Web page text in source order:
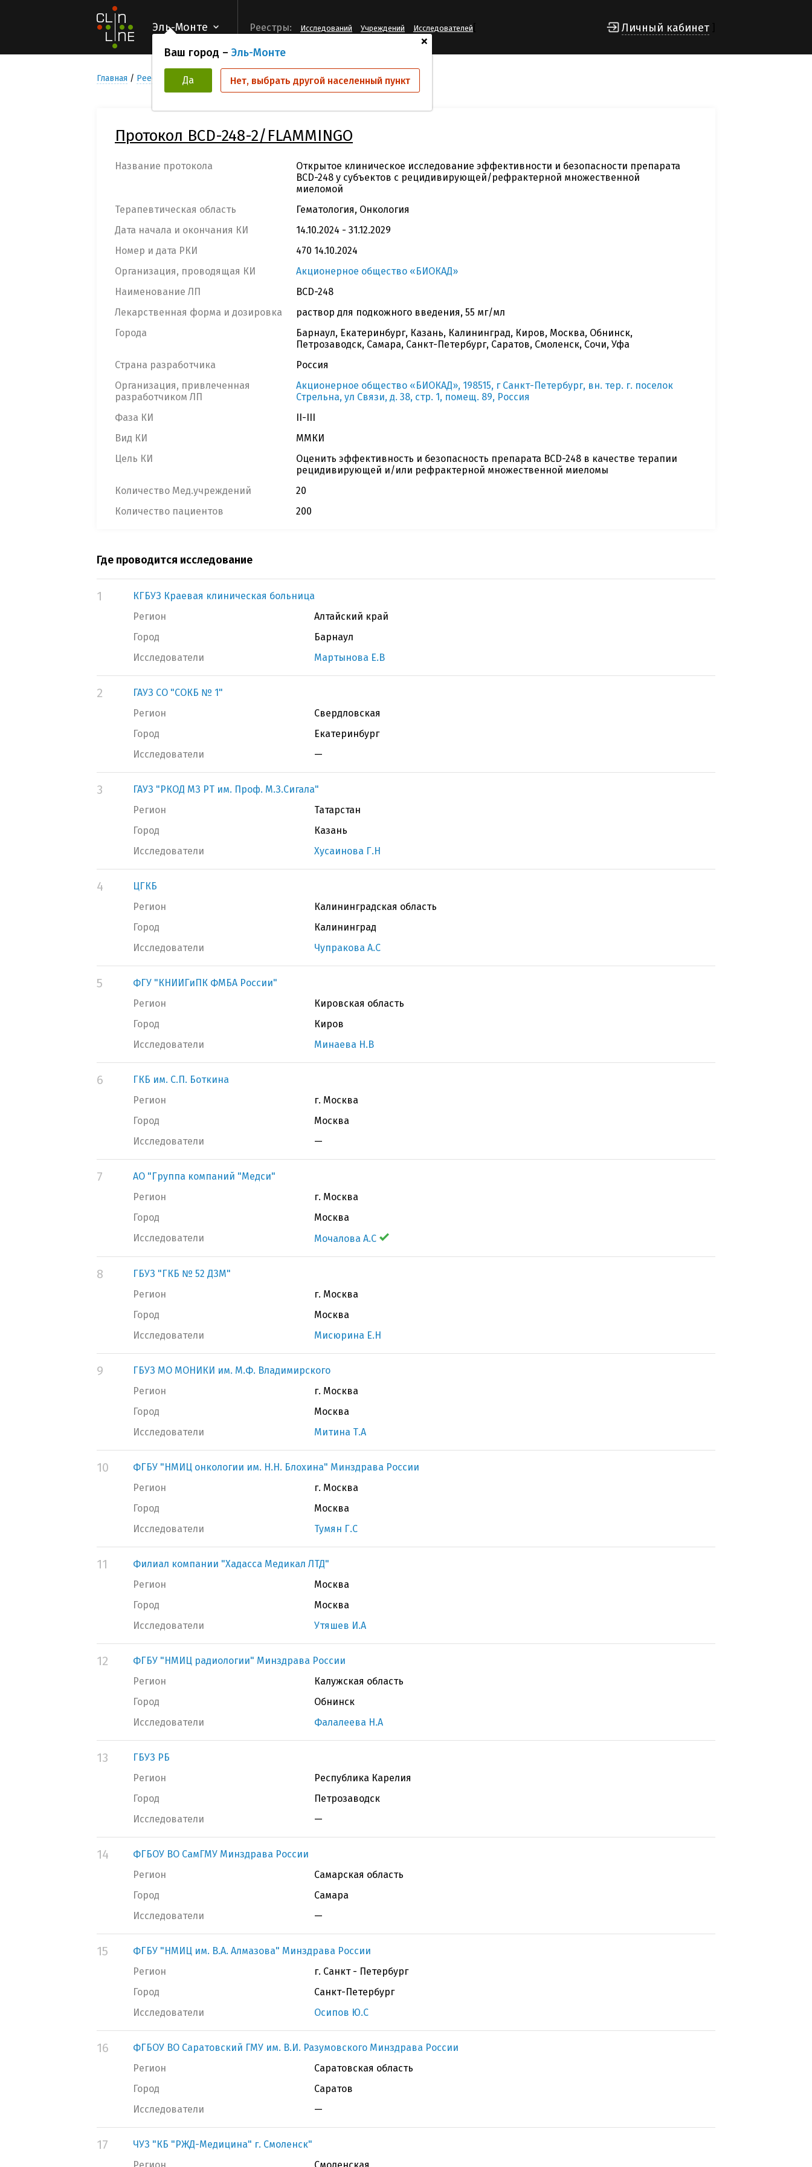
Эль-Монте
+
Ваш город – Эль-Монте
Да Нет, выбрать другой населенный пункт
Реестры: Исследований Учреждений Исследователей Личный кабинет
Главная Реестр Клинических исследований BCD-248-2/FLAMMINGO
Протокол BCD-248-2/FLAMMINGO
Название протокола
Открытое клиническое исследование эффективности и безопасности препарата
BCD-248 у субъектов с рецидивирующей/рефрактерной множественной
миеломой
Терапевтическая область
Гематология, Онкология
Дата начала и окончания КИ
14.10.2024 - 31.12.2029
Номер и дата РКИ
470 14.10.2024
Организация, проводящая КИ
Акционерное общество «БИОКАД»
Наименование ЛП
BCD-248
Лекарственная форма и дозировка
раствор для подкожного введения, 55 мг/мл
Города
Барнаул, Екатеринбург, Казань, Калининград, Киров, Москва, Обнинск,
Петрозаводск, Самара, Санкт-Петербург, Саратов, Смоленск, Сочи, Уфа
Страна разработчика
Россия
Организация, привлеченная
разработчиком ЛП
Акционерное общество «БИОКАД», 198515, г Санкт-Петербург, вн. тер. г. поселок
Стрельна, ул Связи, д. 38, стр. 1, помещ. 89, Россия
Фаза КИ
II-III
Вид КИ
ММКИ
Цель КИ
Оценить эффективность и безопасность препарата BCD-248 в качестве терапии
рецидивирующей и/или рефрактерной множественной миеломы
Количество Мед.учреждений
20
Количество пациентов
200
Где проводится исследование
1
КГБУЗ Краевая клиническая больница
Регион
Алтайский край
Город
Барнаул
Исследователи
Мартынова Е.В
2
ГАУЗ СО "СОКБ № 1"
Регион
Свердловская
Город
Екатеринбург
Исследователи
—
3
ГАУЗ "РКОД МЗ РТ им. Проф. М.З.Сигала"
Регион
Татарстан
Город
Казань
Исследователи
Хусаинова Г.Н
4
ЦГКБ
Регион
Калининградская область
Город
Калининград
Исследователи
Чупракова А.С
5
ФГУ "КНИИГиПК ФМБА России"
Регион
Кировская область
Город
Киров
Исследователи
Минаева Н.В
6
ГКБ им. С.П. Боткина
Регион
г. Москва
Город
Москва
Исследователи
—
7
АО "Группа компаний "Медси"
Регион
г. Москва
Город
Москва
Исследователи
Мочалова А.С
8
ГБУЗ "ГКБ № 52 ДЗМ"
Регион
г. Москва
Город
Москва
Исследователи
Мисюрина Е.Н
9
ГБУЗ МО МОНИКИ им. М.Ф. Владимирского
Регион
г. Москва
Город
Москва
Исследователи
Митина Т.А
10
ФГБУ "НМИЦ онкологии им. Н.Н. Блохина" Минздрава России
Регион
г. Москва
Город
Москва
Исследователи
Тумян Г.С
11
Филиал компании "Хадасса Медикал ЛТД"
Регион
Москва
Город
Москва
Исследователи
Утяшев И.А
12
ФГБУ "НМИЦ радиологии" Минздрава России
Регион
Калужская область
Город
Обнинск
Исследователи
Фалалеева Н.А
13
ГБУЗ РБ
Регион
Республика Карелия
Город
Петрозаводск
Исследователи
—
14
ФГБОУ ВО СамГМУ Минздрава России
Регион
Самарская область
Город
Самара
Исследователи
—
15
ФГБУ "НМИЦ им. В.А. Алмазова" Минздрава России
Регион
г. Санкт - Петербург
Город
Санкт-Петербург
Исследователи
Осипов Ю.С
16
ФГБОУ ВО Саратовский ГМУ им. В.И. Разумовского Минздрава России
Регион
Саратовская область
Город
Саратов
Исследователи
—
17
ЧУЗ "КБ "РЖД-Медицина" г. Смоленск"